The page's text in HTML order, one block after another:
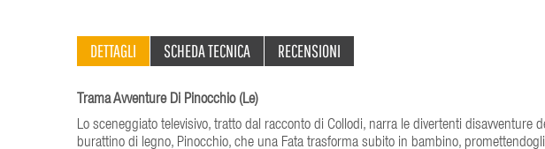
DETTAGLI SCHEDA TECNICA RECENSIONI
Trama Avventure Di Pinocchio (Le)
Lo sceneggiato televisivo, tratto dal racconto di Collodi, narra le divertenti disavventure
burattino di legno, Pinocchio, che una Fata trasforma subito in bambino,